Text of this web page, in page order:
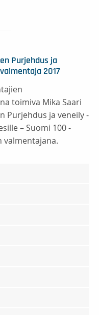
Purjehdus ja
2017
toimiva Mika Saari
Purjehdus ja veneily -
– Suomi 100 -
valmentajana.